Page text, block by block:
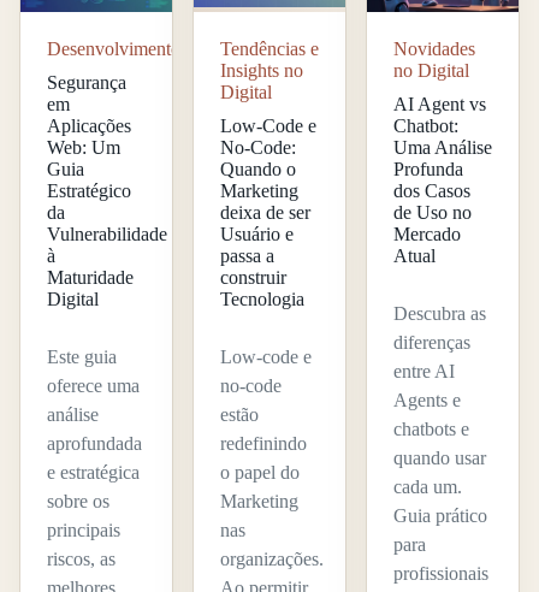
Desenvolvimento
Segurança
em
Aplicações
Web: Um
Guia
Estratégico
da
Vulnerabilidade
à
Maturidade
Digital
Este guia
oferece uma
análise
aprofundada
e estratégica
sobre os
principais
riscos, as
melhores
Tendências e
Insights no
Digital
Low-Code e
No-Code:
Quando o
Marketing
deixa de ser
Usuário e
passa a
construir
Tecnologia
Low-code e
no-code
estão
redefinindo
o papel do
Marketing
nas
organizações.
Ao permitir
Novidades
no Digital
AI Agent vs
Chatbot:
Uma Análise
Profunda
dos Casos
de Uso no
Mercado
Atual
Descubra as
diferenças
entre AI
Agents e
chatbots e
quando usar
cada um.
Guia prático
para
profissionais